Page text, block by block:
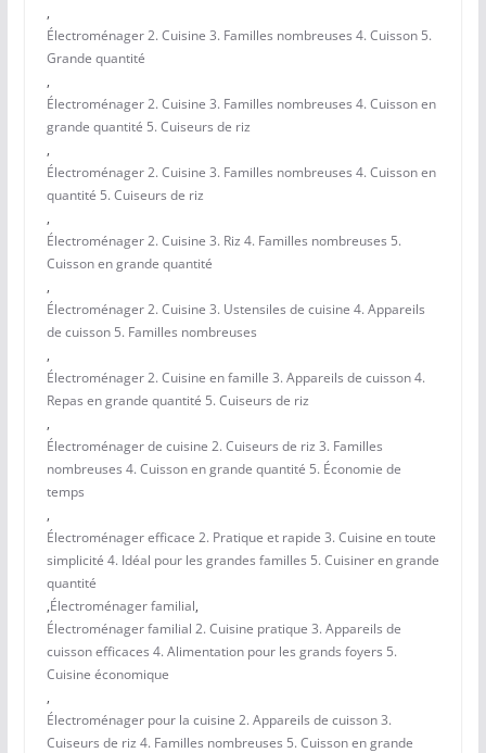
,
Électroménager 2. Cuisine 3. Familles nombreuses 4. Cuisson 5.
Grande quantité
,
Électroménager 2. Cuisine 3. Familles nombreuses 4. Cuisson en
grande quantité 5. Cuiseurs de riz
,
Électroménager 2. Cuisine 3. Familles nombreuses 4. Cuisson en
quantité 5. Cuiseurs de riz
,
Électroménager 2. Cuisine 3. Riz 4. Familles nombreuses 5.
Cuisson en grande quantité
,
Électroménager 2. Cuisine 3. Ustensiles de cuisine 4. Appareils
de cuisson 5. Familles nombreuses
,
Électroménager 2. Cuisine en famille 3. Appareils de cuisson 4.
Repas en grande quantité 5. Cuiseurs de riz
,
Électroménager de cuisine 2. Cuiseurs de riz 3. Familles
nombreuses 4. Cuisson en grande quantité 5. Économie de
temps
,
Électroménager efficace 2. Pratique et rapide 3. Cuisine en toute
simplicité 4. Idéal pour les grandes familles 5. Cuisiner en grande
quantité
,Électroménager familial,
Électroménager familial 2. Cuisine pratique 3. Appareils de
cuisson efficaces 4. Alimentation pour les grands foyers 5.
Cuisine économique
,
Électroménager pour la cuisine 2. Appareils de cuisson 3.
Cuiseurs de riz 4. Familles nombreuses 5. Cuisson en grande